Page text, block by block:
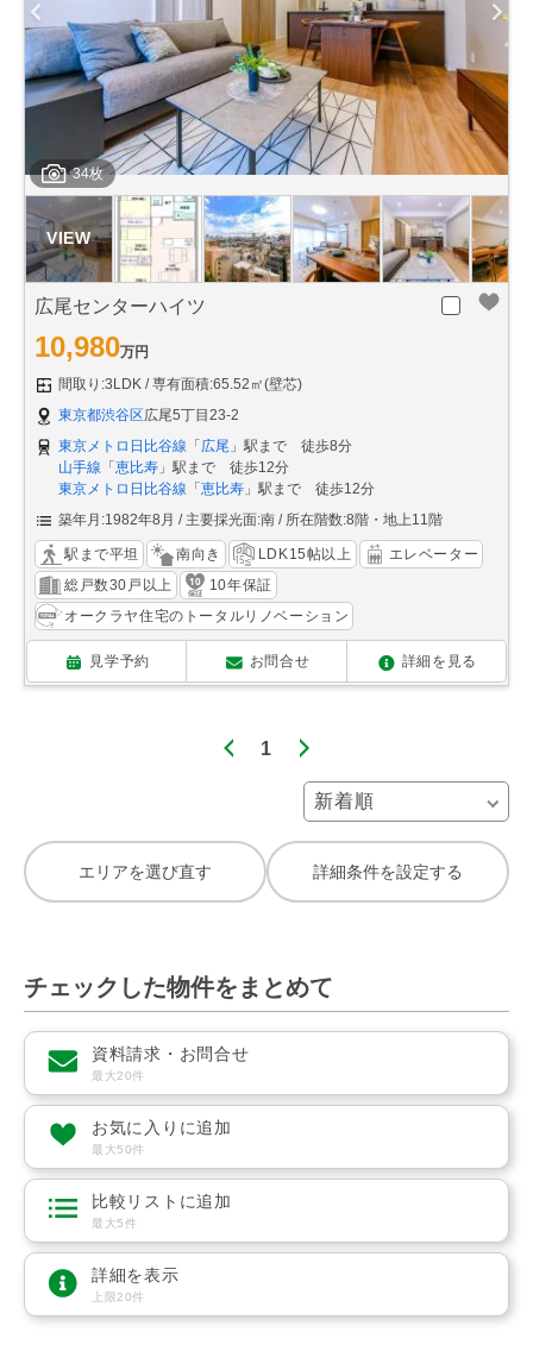
34枚
広尾センターハイツ
10,980万円
間取り:3LDK
専有面積:65.52㎡(壁芯)
東京都渋谷区広尾5丁目23-2
東京メトロ日比谷線 「広尾 」駅まで 徒歩8分
山手線 「恵比寿 」駅まで 徒歩12分
東京メトロ日比谷線 「恵比寿 」駅まで 徒歩12分
築年月:1982年8月
主要採光面:南 所在階数:8階・地上11階
駅まで平坦 南向き LDK15帖以上
エレベーター
総戸数30戸以上
10年保証
オークラヤ住宅のトータルリノベーション
見学予約 お問合せ 詳細を見る
1
エリアを選び直す 詳細条件を設定する
チェックした物件をまとめて
資料請求・お問合せ
最大20件
お気に入りに追加
最大50件
比較リストに追加
最大5件
詳細を表示
上限20件